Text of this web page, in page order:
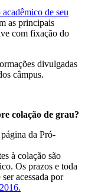
de seu
as principais
com fixação do
divulgadas
câmpus.
colação de grau?
da Pró-
à colação são
Os prazos e toda
acessada por